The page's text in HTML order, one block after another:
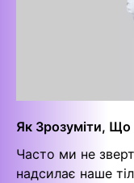
Як Зрозуміти,
Часто ми не
надсилає наше